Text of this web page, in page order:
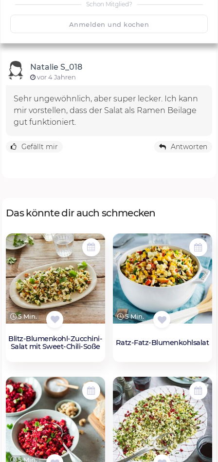
Schon Mitglied?
Anmelden und kochen
🙂 Speichern
Natalie S_018
vor 4 Jahren
Sehr ungewöhnlich, aber super lecker. Ich kann
mir vorstellen, dass der Salat als Ramen Beilage
gut funktioniert.
Gefällt mir Antworten
Das könnte dir auch schmecken
5 Min.
Blitz-Blumenkohl-Zucchini-
Salat mit Sweet-Chili-Soße
5 Min.
Ratz-Fatz-Blumenkohlsalat
5 Min.